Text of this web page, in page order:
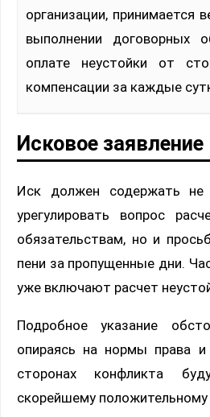
организации, принимается
выполнении договорных
оплате неустойки от
компенсации за каждые
Исковое заявление
Иск должен содержать не
урегулировать вопрос
обязательствам, но и
пени за пропущенные дни.
уже включают расчет
Подробное указание
опираясь на нормы права
сторонах конфликта
скорейшему